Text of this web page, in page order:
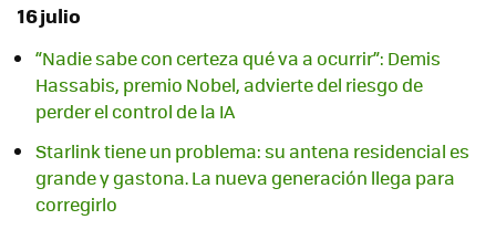
16 julio
“Nadie sabe con certeza qué va a ocurrir”: Demis
Hassabis, premio Nobel, advierte del riesgo de
perder el control de la IA
Starlink tiene un problema: su antena residencial es
grande y gastona. La nueva generación llega para
corregirlo